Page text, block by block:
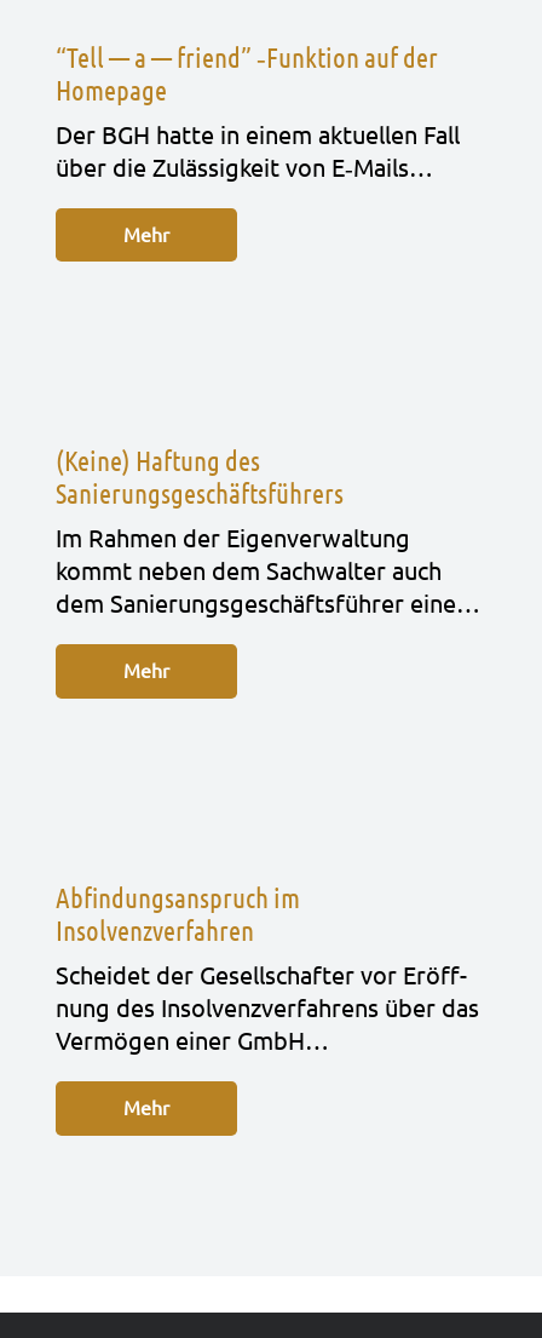
“Tell — a — friend” ‑Funktion auf der
Homepage
Der BGH hatte in einem aktu­el­len Fall
über die Zuläs­sig­keit von E‑Mails…
Mehr
(Keine) Haftung des
Sanierungsgeschäftsführers
Im Rah­men der Eigen­ver­wal­tung
kommt neben dem Sach­wal­ter auch
dem Sanie­rungs­ge­schäfts­füh­rer eine…
Mehr
Abfindungsanspruch im
Insolvenzverfahren
Schei­det der Gesell­schaf­ter vor Eröff­
nung des Insol­venz­ver­fah­rens über das
Ver­mö­gen einer GmbH…
Mehr